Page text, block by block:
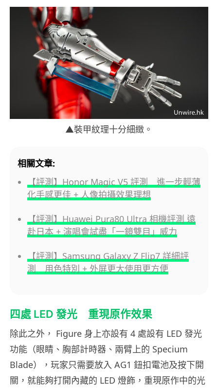
▲裝甲紋理十分細緻。
相關文章:
【評測】Honor Magic V5 評測 進一步輕薄
化手感更佳 + 人像拍攝效果理想
【評測】Huawei Pura80 Ultra 相機評測 遠
赴日本 + 演唱會試盡「一鏡雙目」威力
【評測】Samsung Galaxy Z Flip7 詳細評
測 用色特別 + 外屏更大使用更方便
四處 LED 發光 重現原作效果
除此之外， Figure 身上亦設有 4 處設有 LED 發光
功能（眼睛、胸部計時器、兩臂上的 Specium
Blade），玩家只需要放入 AG1 鈕扣電池及按下開
關，就能夠打開內藏的 LED 燈飾，重現原作中的光